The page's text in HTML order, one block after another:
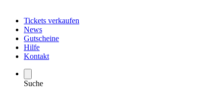
Tickets verkaufen
News
Gutscheine
Hilfe
Kontakt
Suche